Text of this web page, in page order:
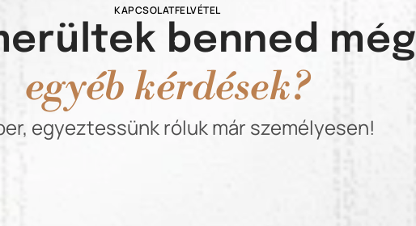
KAPCSOLATFELVÉTEL
benned még
egyéb kérdések?
egyeztessünk róluk már személyesen!